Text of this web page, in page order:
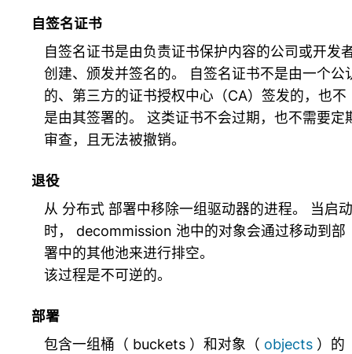
自签名证书
自签名证书是由负责证书保护内容的公司或开发
创建、颁发并签名的。 自签名证书不是由一个公
的、第三方的证书授权中心（CA）签发的，也不
是由其签署的。 这类证书不会过期，也不需要定
审查，且无法被撤销。
退役
从 分布式 部署中移除一组驱动器的进程。 当启动
时， decommission 池中的对象会通过移动到部
署中的其他池来进行排空。
该过程是不可逆的。
部署
包含一组桶（ buckets ）和对象（ objects ）的